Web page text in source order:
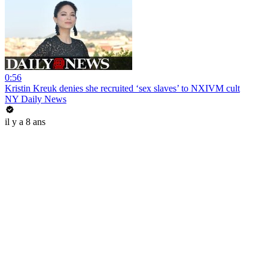
0:56
Kristin Kreuk denies she recruited ‘sex slaves’ to NXIVM cult
NY Daily News
il y a 8 ans